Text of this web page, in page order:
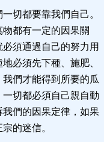
切都要靠我們自己。
都有一定的因果關
須通過自己的努力用
必須先下種、施肥、
們才能得到所要的瓜
切都必須自己親自動
們的因果定律，如果
的迷信。